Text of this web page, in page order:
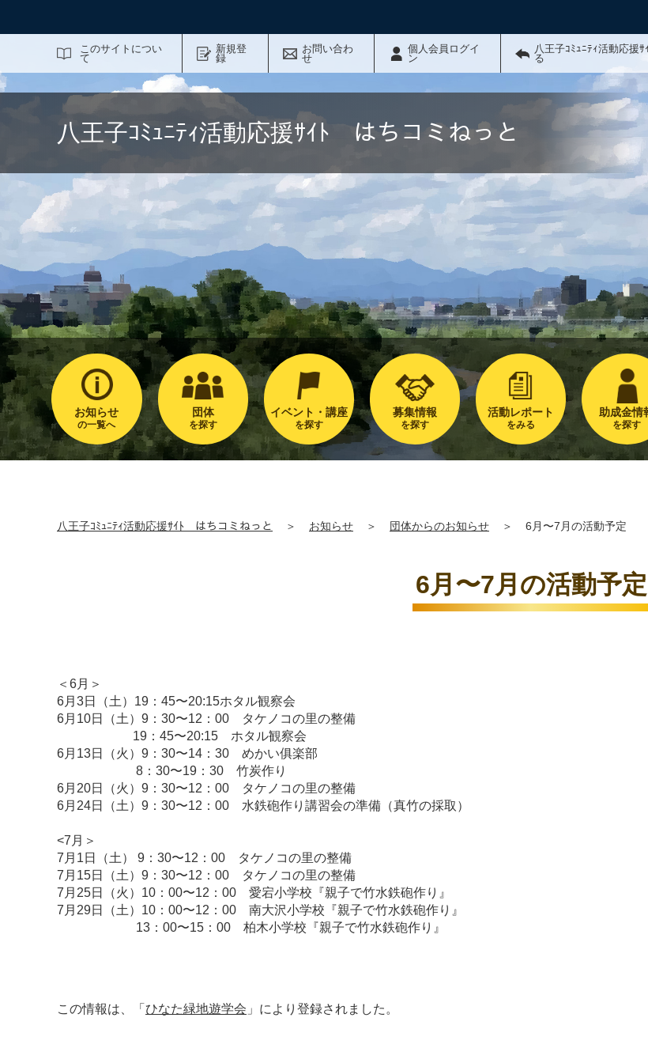
このサイトについ
て
新規登
録
お問い合わ
せ
個人会員ログイ
ン
八王子ｺﾐｭﾆﾃｨ活動応援
る
八王子ｺﾐｭﾆﾃｨ活動応援ｻｲﾄ はちコミねっと
お知らせ
の一覧へ
団体
を探す
イベント・講座
を探す
募集情報
を探す
活動レポート
をみる
助成金情
を探す
八王子ｺﾐｭﾆﾃｨ活動応援ｻｲﾄ はちコミねっと ＞ お知らせ ＞ 団体からのお知らせ ＞ 6月〜7月の活動予定
6月〜7月の活動予定
＜6月＞
6月3日（土）19：45〜20:15ホタル観察会
6月10日（土）9：30〜12：00 タケノコの里の整備
19：45〜20:15 ホタル観察会
6月13日（火）9：30〜14：30 めかい俱楽部
8：30〜19：30 竹炭作り
6月20日（火）9：30〜12：00 タケノコの里の整備
6月24日（土）9：30〜12：00 水鉄砲作り講習会の準備（真竹の採取）
<7月＞
7月1日（土） 9：30〜12：00 タケノコの里の整備
7月15日（土）9：30〜12：00 タケノコの里の整備
7月25日（火）10：00〜12：00 愛宕小学校『親子で竹水鉄砲作り』
7月29日（土）10：00〜12：00 南大沢小学校『親子で竹水鉄砲作り』
13：00〜15：00 柏木小学校『親子で竹水鉄砲作り』
この情報は、「 ひなた緑地遊学会 」により登録されました。